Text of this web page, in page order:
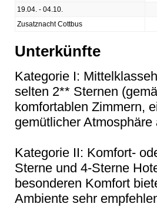
19.04. - 04.10.
Zusatznacht Cottbus
Unterkünfte
Kategorie I:
selten 2** Sternen
komfortablen Zimmern,
gemütlicher
Kategorie II: Komfort-
Sterne und 4-Sterne
besonderen Komfort
Ambiente sehr